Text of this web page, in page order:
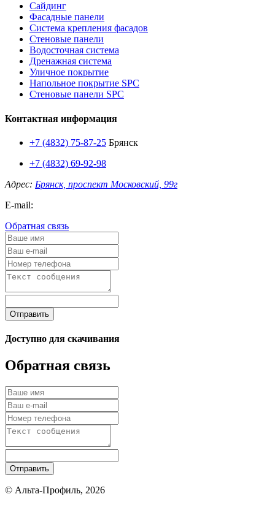
Сайдинг
Фасадные панели
Система крепления фасадов
Стеновые панели
Водосточная система
Дренажная система
Уличное покрытие
Напольное покрытие SPC
Стеновые панели SPC
Контактная информация
+7 (4832) 75-87-25 Брянск
+7 (4832) 69-92-98
Адрес: Брянск, проспект Московский, 99г
E-mail:
Обратная связь
Отправить
Доступно для скачивания
Обратная связь
Отправить
© Альта-Профиль, 2026